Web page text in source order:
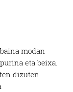
modan
eta beixa.
dizuten.